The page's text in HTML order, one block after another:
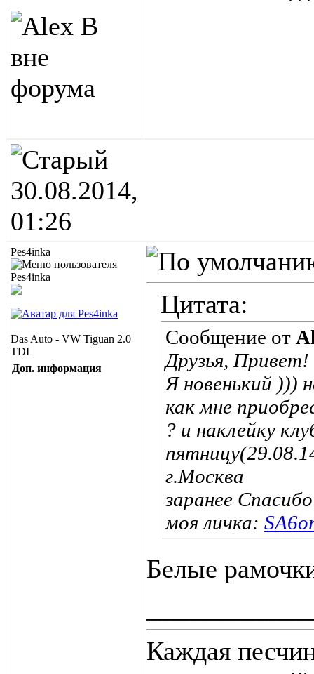
30.08.2014,
01:26
Pes4inka
Das Auto - VW Tiguan 2.0
TDI
Доп. информация
Цитата:
Сообщение от
Друзья, Привет!
Я новенький )))
как мне
? и наклейку
г.Москва
заранее
моя личка:
Белые
Каждая